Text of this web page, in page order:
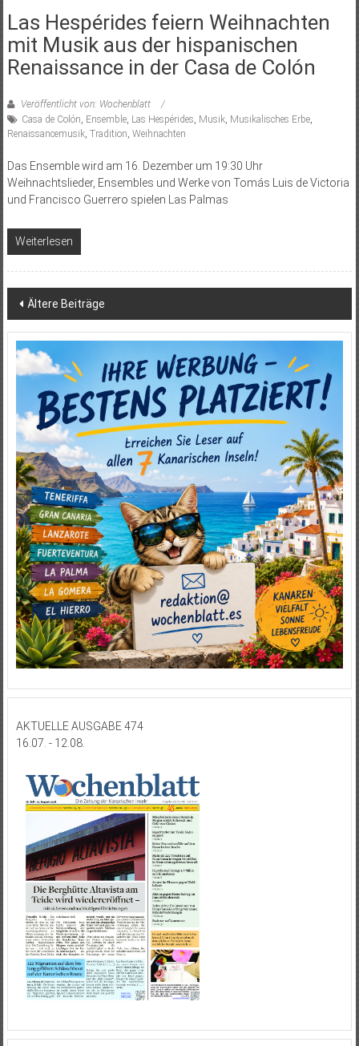
Las Hespérides feiern Weihnachten
mit Musik aus der hispanischen
Renaissance in der Casa de Colón
Veröffentlicht von: Wochenblatt
Casa de Colón, Ensemble, Las Hespérides, Musik, Musikalisches Erbe,
Renaissancemusik, Tradition, Weihnachten
Das Ensemble wird am 16. Dezember um 19:30 Uhr
Weihnachtslieder, Ensembles und Werke von Tomás Luis de Victoria
und Francisco Guerrero spielen Las Palmas
Weiterlesen
Beitragsnavigation
Ältere Beiträge
AKTUELLE AUSGABE 474
16.07. - 12.08.